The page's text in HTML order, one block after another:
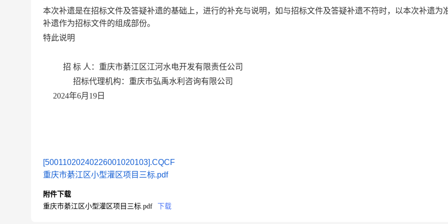
本次补遗是在招标文件及答疑补遗的基础上，进行的补充与说明，如与招标文件及答疑补遗不符时，以本次补遗为
补遗作为招标文件的组成部份。
特此说明
招 标 人：重庆市綦江区江河水电开发有限责任公司
招标代理机构：重庆市弘禹水利咨询有限公司
2024年6月19日
[50011020240226001020103].CQCF
重庆市綦江区小型灌区项目三标.pdf
附件下载
重庆市綦江区小型灌区项目三标.pdf
下载